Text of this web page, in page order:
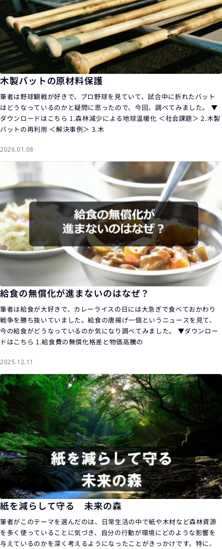
木製バットの原材料保護
筆者は野球観戦が好きで、プロ野球を見ていて、試合中に折れたバット
はどうなっているのかと疑問に思ったので、今回、調べてみました。 ▼
ダウンロードはこちら 1.森林減少による地球温暖化 ＜社会課題＞ 2.木製
バットの再利用 ＜解決事例＞ 3.木
2026.01.08
給食の無償化が進まないのはなぜ？
筆者は給食が大好きで、カレーライスの日には大急ぎで食べておかわり
戦争を勝ち抜いていました。給食の唐揚げ一個というニュースを見て、
今の給食がどうなっているのか気になり調べてみました。 ▼ダウンロー
ドはこちら 1.給食費の無償化格差と物価高騰の
2025.12.11
紙を減らして守る 未来の森
筆者がこのテーマを選んだのは、日常生活の中で紙や木材など森林資源
を多く使っていることに気づき、自分の行動が環境にどのような影響を
与えているのかを深く考えるようになったことがきっかけです。特に、